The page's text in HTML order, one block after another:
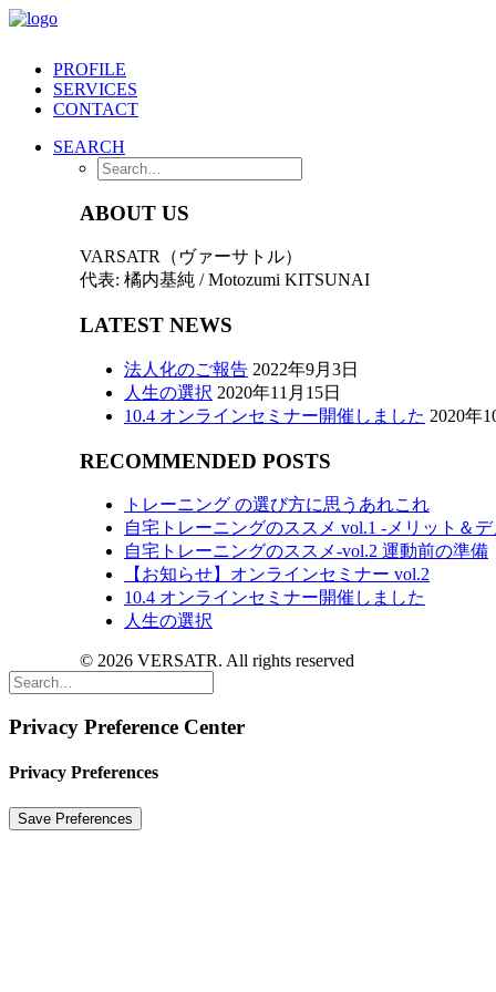
PROFILE
SERVICES
CONTACT
SEARCH
ABOUT US
VARSATR（ヴァーサトル）
代表: 橘内基純 / Motozumi KITSUNAI
LATEST NEWS
法人化のご報告 2022年9月3日
人生の選択 2020年11月15日
10.4 オンラインセミナー開催しました 2020年
RECOMMENDED POSTS
トレーニング の選び方に思うあれこれ
自宅トレーニングのススメ vol.1 -メリット＆デ
自宅トレーニングのススメ-vol.2 運動前の準備
【お知らせ】オンラインセミナー vol.2
10.4 オンラインセミナー開催しました
人生の選択
© 2026 VERSATR. All rights reserved
Privacy Preference Center
Privacy Preferences